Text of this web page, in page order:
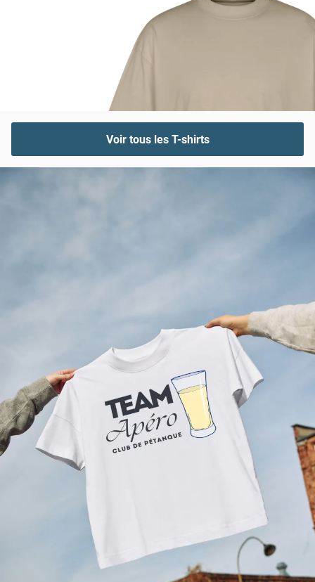
Voir tous les T-shirts